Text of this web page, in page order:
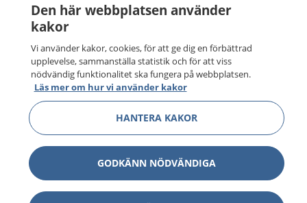
Den här webbplatsen använder
kakor
Vi använder kakor, cookies, för att ge dig en förbättrad
upplevelse, sammanställa statistik och för att viss
nödvändig funktionalitet ska fungera på webbplatsen.
Läs mer om hur vi använder kakor
HANTERA KAKOR
GODKÄNN NÖDVÄNDIGA